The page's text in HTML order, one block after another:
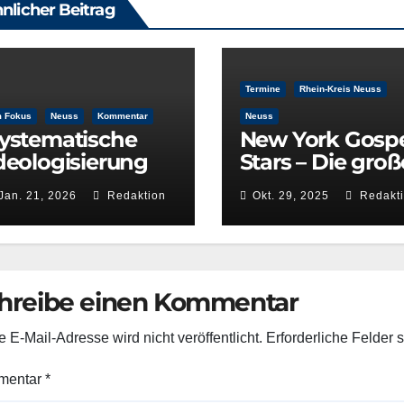
Beitrag
Fokus Neuss Kommentar
Die Rolle der
im
21, 2026 Redaktion
Termine Rhein-Kreis Neuss
Neuss
New York
Stars – Die
ee 2025/26
Okt. 29, 2025
einen Kommentar
E-Mail-Adresse wird nicht veröffentlicht. Erforderliche Felder
*